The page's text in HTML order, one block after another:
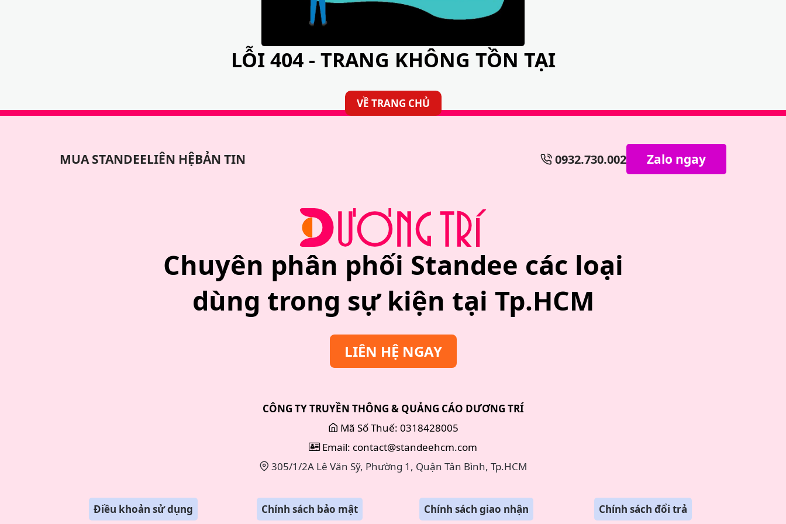
LỖI 404 - TRANG KHÔNG TỒN TẠI
VỀ TRANG CHỦ
MUA STANDEELIÊN HỆBẢN TIN 0932.730.002 Zalo ngay
Chuyên phân phối Standee các loại
dùng trong sự kiện tại Tp.HCM
LIÊN HỆ NGAY
CÔNG TY TRUYỀN THÔNG & QUẢNG CÁO DƯƠNG TRÍ
Mã Số Thuế: 0318428005
Email: contact@standeehcm.com
305/1/2A Lê Văn Sỹ, Phường 1, Quận Tân Bình, Tp.HCM
Điều khoản sử dụng Chính sách bảo mật Chính sách giao nhận Chính sách đổi trả